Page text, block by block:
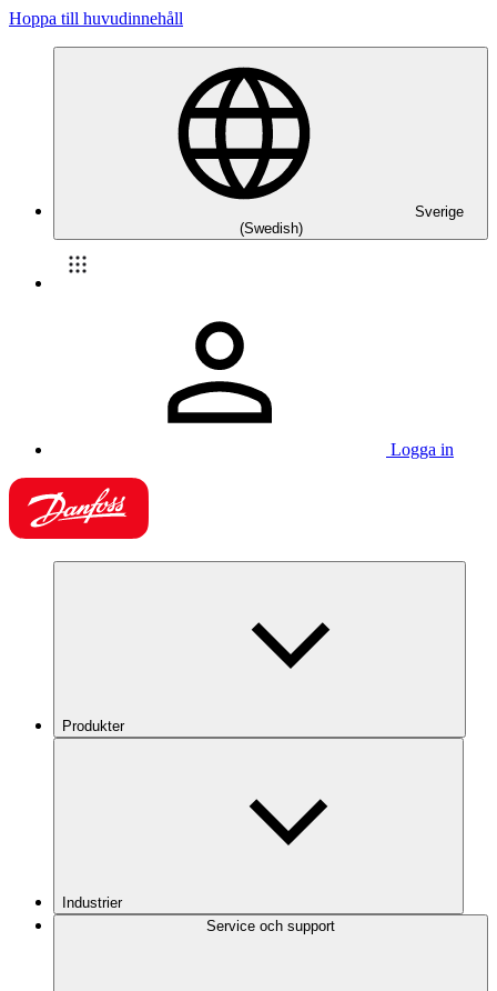
Hoppa till huvudinnehåll
Sverige
(Swedish)
Logga in
Produkter
Industrier
Service och support